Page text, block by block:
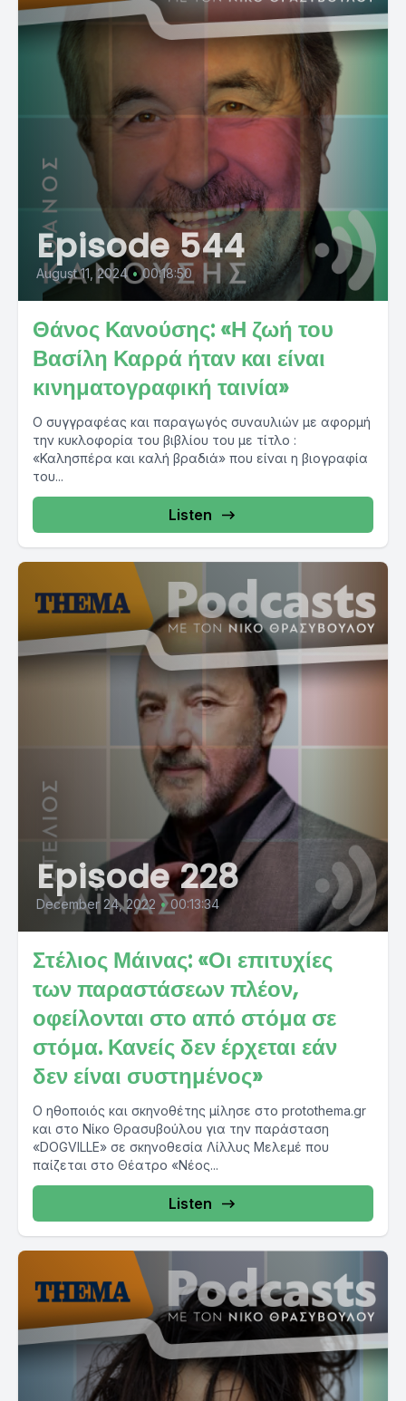
Episode 544
August 11, 2024 • 00:18:50
Θάνος Κανούσης: «Η ζωή του
Βασίλη Καρρά ήταν και είναι
κινηματογραφική ταινία»
Ο συγγραφέας και παραγωγός συναυλιών με αφορμή
την κυκλοφορία του βιβλίου του με τίτλο :
«Καλησπέρα και καλή βραδιά» που είναι η βιογραφία
του...
Listen
Episode 228
December 24, 2022 • 00:13:34
Στέλιος Μάινας: «Οι επιτυχίες
των παραστάσεων πλέον,
οφείλονται στο από στόμα σε
στόμα. Κανείς δεν έρχεται εάν
δεν είναι συστημένος»
Ο ηθοποιός και σκηνοθέτης μίλησε στο protothema.gr
και στο Νίκο Θρασυβούλου για την παράσταση
«DOGVILLE» σε σκηνοθεσία Λίλλυς Μελεμέ που
παίζεται στο Θέατρο «Νέος...
Listen